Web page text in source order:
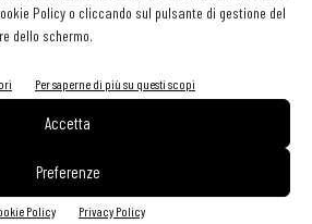
Policy o cliccando sul pulsante di gestione del
dello schermo.
Per saperne di più su questi scopi
Accetta
Preferenze
Policy Privacy Policy
offerte lavoro ristorazione